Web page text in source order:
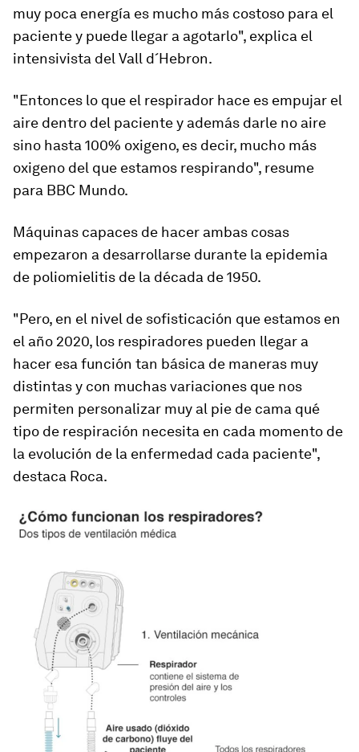
muy poca energía es mucho más costoso para el
pacientey puede llegar a agotarlo", explica el
intensivista del Vall d´Hebron.
"Entonces lo que el respirador hace es empujar el
aire dentro del paciente y además darle no aire
sino hasta 100% oxigeno, es decir, mucho más
oxigeno del que estamos respirando", resume
para BBC Mundo.
Máquinas capaces de hacer ambas cosas
empezaron a desarrollarse durante la epidemia
de poliomielitis de la década de 1950.
"Pero, en el nivel de sofisticación que estamos en
el año 2020, los respiradores pueden llegar a
hacer esa función tan básica de maneras muy
distintas y con muchas variaciones que nos
permiten personalizar muy al pie de cama qué
tipo de respiración necesita en cada momento de
la evolución de la enfermedad cada paciente",
destaca Roca.